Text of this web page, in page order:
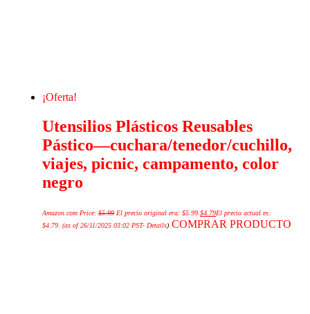
¡Oferta!
Utensilios Plásticos Reusables
Pástico—cuchara/tenedor/cuchillo,
viajes, picnic, campamento, color
negro
Amazon.com Price:$5.99 El precio original era: $5.99.$4.79El precio actual es:
$4.79. (as of 26/11/2025 03:02 PST- Details) COMPRAR PRODUCTO